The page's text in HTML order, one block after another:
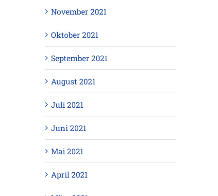
November 2021
Oktober 2021
September 2021
August 2021
Juli 2021
Juni 2021
Mai 2021
April 2021